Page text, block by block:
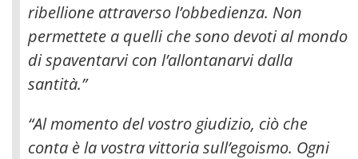
ribellione attraverso l’obbedienza. Non
permettete a quelli che sono devoti al mondo
di spaventarvi con l’allontanarvi dalla
santità.”
“Al momento del vostro giudizio, ciò che
conta è la vostra vittoria sull’egoismo. Ogni